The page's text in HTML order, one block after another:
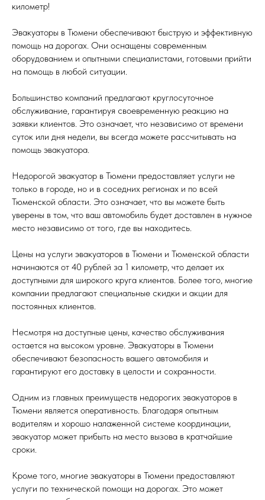
километр!
Эвакуаторы в Тюмени обеспечивают быструю и эффективную
помощь на дорогах. Они оснащены современным
оборудованием и опытными специалистами, готовыми прийти
на помощь в любой ситуации.
Большинство компаний предлагают круглосуточное
обслуживание, гарантируя своевременную реакцию на
заявки клиентов. Это означает, что независимо от времени
суток или дня недели, вы всегда можете рассчитывать на
помощь эвакуатора.
Недорогой эвакуатор в Тюмени предоставляет услуги не
только в городе, но и в соседних регионах и по всей
Тюменской области. Это означает, что вы можете быть
уверены в том, что ваш автомобиль будет доставлен в нужное
место независимо от того, где вы находитесь.
Цены на услуги эвакуаторов в Тюмени и Тюменской области
начинаются от 40 рублей за 1 километр, что делает их
доступными для широкого круга клиентов. Более того, многие
компании предлагают специальные скидки и акции для
постоянных клиентов.
Несмотря на доступные цены, качество обслуживания
остается на высоком уровне. Эвакуаторы в Тюмени
обеспечивают безопасность вашего автомобиля и
гарантируют его доставку в целости и сохранности.
Одним из главных преимуществ недорогих эвакуаторов в
Тюмени является оперативность. Благодаря опытным
водителям и хорошо налаженной системе координации,
эвакуатор может прибыть на место вызова в кратчайшие
сроки.
Кроме того, многие эвакуаторы в Тюмени предоставляют
услуги по технической помощи на дорогах. Это может